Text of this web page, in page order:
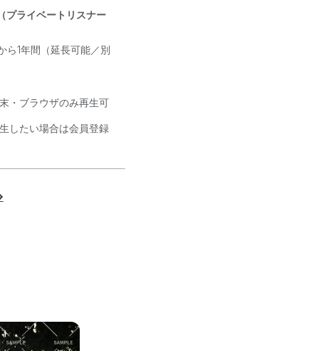
プライベートリスナー
ら1年間（延長可能／別
・ブラウザのみ再生可
したい場合は会員登録